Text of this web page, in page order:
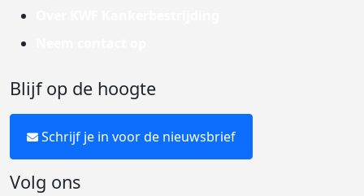
Blijf op de hoogte
Schrijf je in voor de nieuwsbrief
Volg ons